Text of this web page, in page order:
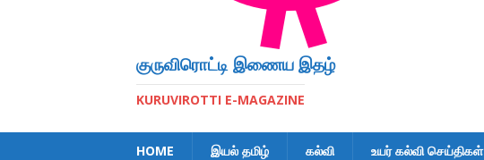
குருவிரொட்டி இணைய இதழ்
KURUVIROTTI E-MAGAZINE
HOME இயல் தமிழ் கல்வி உயர் கல்வி செய்திகள்